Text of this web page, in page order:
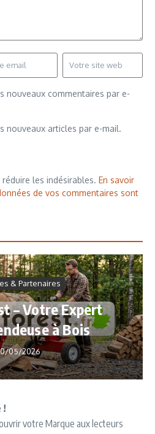
nouveaux commentaires par e-
nouveaux articles par e-mail.
les indésirables. En savoir
de vos commentaires sont
& Partenaires
– Votre Expert
à Bois
05/2026
!
votre Marque aux lecteurs